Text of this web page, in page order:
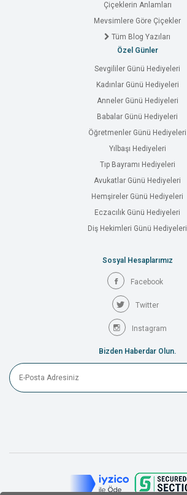
Çiçeklerin Anlamları
Mevsimlere Göre Çiçekler
Tüm Blog Yazıları
Özel Günler
Sevgililer Günü Hediyeleri
Kadınlar Günü Hediyeleri
Anneler Günü Hediyeleri
Babalar Günü Hediyeleri
Öğretmenler Günü Hediyeleri
Yılbaşı Hediyeleri
Tıp Bayramı Hediyeleri
Avukatlar Günü Hediyeleri
Hemşireler Günü Hediyeleri
Eczacılık Günü Hediyeleri
Diş Hekimleri Günü Hediyeleri
Sosyal Hesaplarımız
Facebook
Twitter
Instagram
Bizden Haberdar Olun.